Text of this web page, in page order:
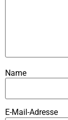
Name
E-Mail-Adresse